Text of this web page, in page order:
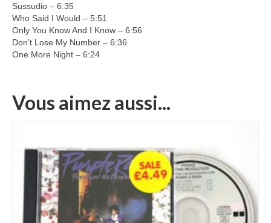
Sussudio – 6:35
Who Said I Would – 5:51
Only You Know And I Know – 6:56
Don’t Lose My Number – 6:36
One More Night – 6:24
Vous aimez aussi...